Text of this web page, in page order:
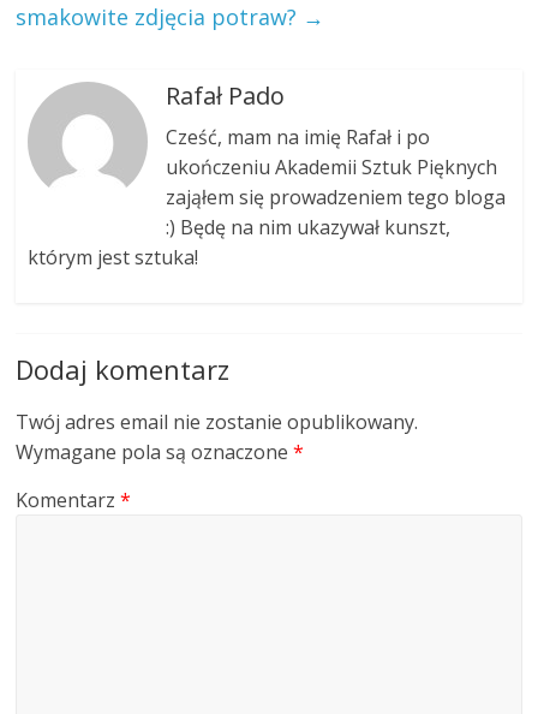
smakowite zdjęcia potraw? →
Rafał Pado
Cześć, mam na imię Rafał i po
ukończeniu Akademii Sztuk Pięknych
zająłem się prowadzeniem tego bloga
:) Będę na nim ukazywał kunszt,
którym jest sztuka!
Dodaj komentarz
Twój adres email nie zostanie opublikowany.
Wymagane pola są oznaczone*
Komentarz*